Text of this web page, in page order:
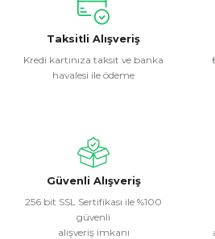
konularda yetersiz gördüğünüz
kullanarak tarafımıza iletebilirsiniz.
Görüş ve önerileriniz için teşekkür
Ürün resmi kalitesiz, bozuk veya
Ürün fiyatı diğer sitelerden daha pahalı.
Bu ürüne benzer farklı alternatifler
Taksitli Alışveriş
Kredi kartınıza taksit ve banka
havalesi ile ödeme
Güvenli Alışveriş
256 bit SSL Sertifikası ile %100
güvenli
alışveriş imkanı